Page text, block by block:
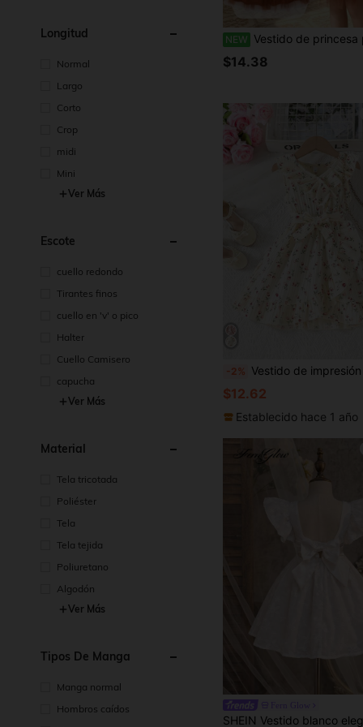
Longitud
Normal
Largo
Corto
Crop
midi
Mini
Ver Más
Escote
cuello redondo
Tirantes finos
cuello en 'v' o pico
Halter
Cuello Camisero
capucha
Ver Más
Material
Tela tricotada
Poliéster
Tela
Tela tejida
Poliuretano
Algodón
Ver Más
Tipos De Manga
Manga normal
Hombros caídos
NEW Vestido de princesa para niña joven con top de manga larga fruncida y estampado floral menudo, patchwork de malla caramelo, estampado floral menudo en todo el vestido, cuello Peter Pan,
$14.38
-2% Vestido de impresión floral elegante y refinado para niñas
$12.62
Establecido hace 1 año